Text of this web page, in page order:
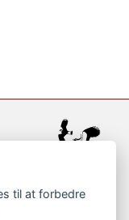
til at forbedre